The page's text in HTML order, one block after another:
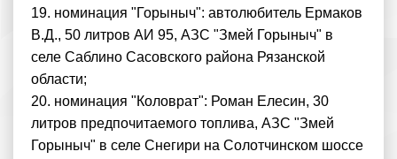
19. номинация "Горыныч": автолюбитель Ермаков
В.Д., 50 литров АИ 95, АЗС "Змей Горыныч" в
селе Саблино Сасовского района Рязанской
области;
20. номинация "Коловрат": Роман Елесин, 30
литров предпочитаемого топлива, АЗС "Змей
Горыныч" в селе Снегири на Солотчинском шоссе